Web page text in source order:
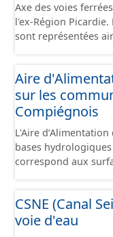
Axe des voies
l'ex-Région
sont représentées
sont désaffectées
présentes sur le
Aire
sur les
Compiégnois
L'Aire
bases
correspond aux
correspond : - pour
à l'eau potable en
CSNE (Canal
voie d'eau